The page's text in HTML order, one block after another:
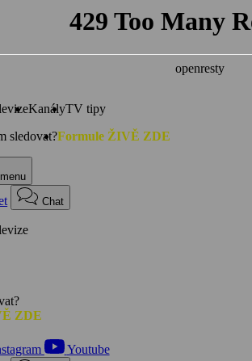
KanályTV tipy
sledovat?Formule ŽIVĚ ZDE
Chat
ZDE
Youtube